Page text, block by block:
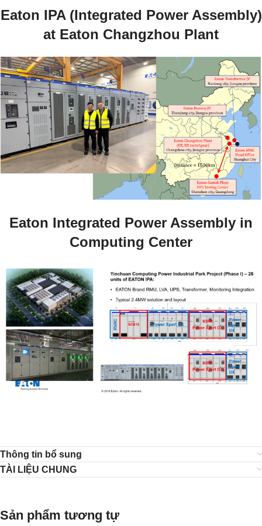
Eaton IPA (Integrated Power Assembly)
at Eaton Changzhou Plant
Eaton Integrated Power Assembly in
Computing Center
Thông tin bổ sung
TÀI LIỆU CHUNG
Sản phẩm tương tự